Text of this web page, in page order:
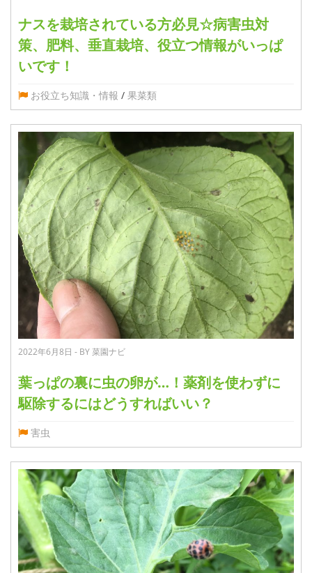
ナスを栽培されている方必見☆病害虫対
策、肥料、垂直栽培、役立つ情報がいっぱ
いです！
お役立ち知識・情報 / 果菜類
2022年6月8日 - BY 菜園ナビ
葉っぱの裏に虫の卵が…！薬剤を使わずに
駆除するにはどうすればいい？
害虫